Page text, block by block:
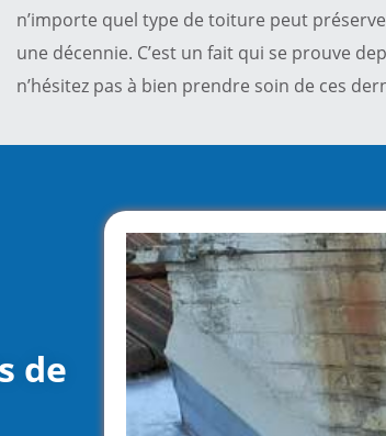
n’importe quel type de toiture peut
une décennie. C’est un fait qui se prouve
n’hésitez pas à bien prendre soin de ces
de